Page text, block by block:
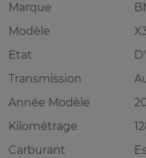
Marque
Modèle
Etat
Transmission
Année Modèle
Kilométrage
Carburant